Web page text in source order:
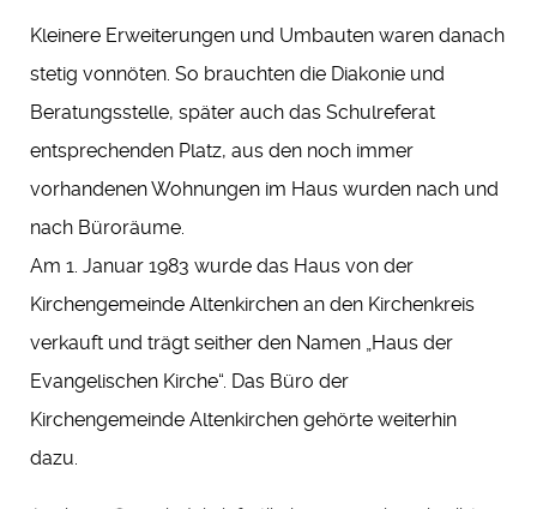
Kleinere Erweiterungen und Umbauten waren danach
stetig vonnöten. So brauchten die Diakonie und
Beratungsstelle, später auch das Schulreferat
entsprechenden Platz, aus den noch immer
vorhandenen Wohnungen im Haus wurden nach und
nach Büroräume.
Am 1. Januar 1983 wurde das Haus von der
Kirchengemeinde Altenkirchen an den Kirchenkreis
verkauft und trägt seither den Namen „Haus der
Evangelischen Kirche“. Das Büro der
Kirchengemeinde Altenkirchen gehörte weiterhin
dazu.